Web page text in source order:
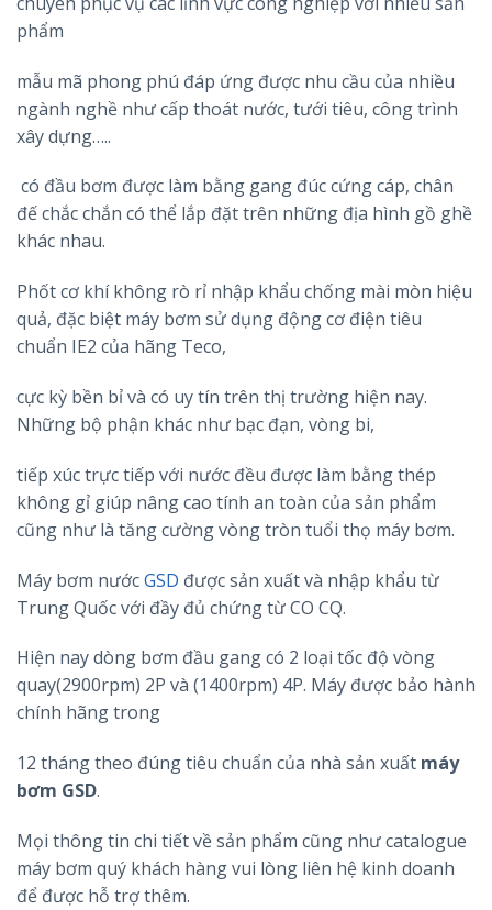
phẩm
mẫu mã phong phú đáp ứng được nhu cầu của nhiều
ngành nghề như cấp thoát nước, tưới tiêu, công trình
xây dựng…..
có đầu bơm được làm bằng gang đúc cứng cáp, chân
đế chắc chắn có thể lắp đặt trên những địa hình gồ ghề
khác nhau.
Phốt cơ khí không rò rỉ nhập khẩu chống mài mòn hiệu
quả, đặc biệt máy bơm sử dụng động cơ điện tiêu
chuẩn IE2 của hãng Teco,
cực kỳ bền bỉ và có uy tín trên thị trường hiện nay.
Những bộ phận khác như bạc đạn, vòng bi,
tiếp xúc trực tiếp với nước đều được làm bằng thép
không gỉ giúp nâng cao tính an toàn của sản phẩm
cũng như là tăng cường vòng tròn tuổi thọ máy bơm.
Máy bơm nướcGSD được sản xuất và nhập khẩu từ
Trung Quốc với đầy đủ chứng từ CO CQ.
Hiện nay dòng bơm đầu gang có 2 loại tốc độ vòng
quay(2900rpm) 2P và (1400rpm) 4P. Máy được bảo hành
chính hãng trong
12 tháng theo đúng tiêu chuẩn của nhà sản xuất máy
bơm GSD.
Mọi thông tin chi tiết về sản phẩm cũng như catalogue
máy bơm quý khách hàng vui lòng liên hệ kinh doanh
để được hỗ trợ thêm.